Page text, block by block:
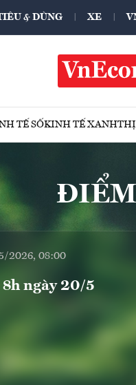
& DÙNG XE
TẾ SỐKINH TẾ XANHTHỊ
2026, 08:00
ngày 20/5